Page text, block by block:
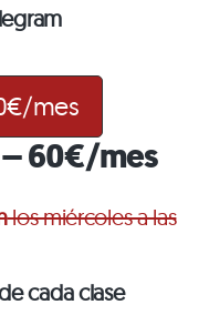
mes
60€/mes
los miércoles a las
cada clase